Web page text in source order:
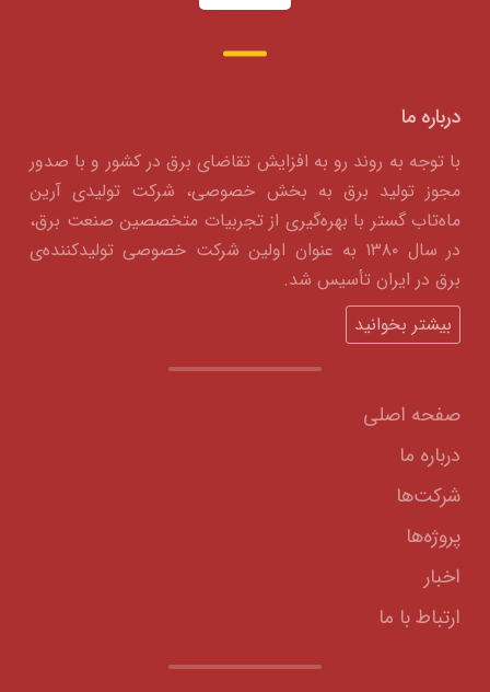
درباره ما
با توجه به روند رو به افزایش تقاضای برق در کشور و با صدور
مجوز تولید برق به بخش خصوصی، شرکت تولیدی آرین
ماه‌تاب گستر با بهره‌گیری از تجربیات متخصصین صنعت برق،
در سال ۱۳۸۰ به عنوان اولین شرکت خصوصی تولیدکننده‌ی
برق در ایران تأسیس شد.
بیشتر بخوانید
صفحه اصلی
درباره ما
شرکت‌ها
پروژه‌ها
اخبار
ارتباط با ما